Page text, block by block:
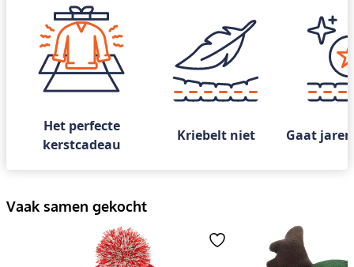
Het perfecte
kerstcadeau
Kriebelt niet Gaat
Vaak samen gekocht